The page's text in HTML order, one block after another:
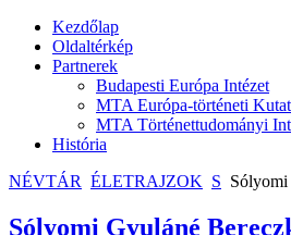
Kezdőlap
Oldaltérkép
Partnerek
Budapesti Európa Intézet
MTA Európa-történeti
MTA Történettudományi
História
NÉVTÁR ÉLETRAJZOK S
Sólyomi Gyuláné